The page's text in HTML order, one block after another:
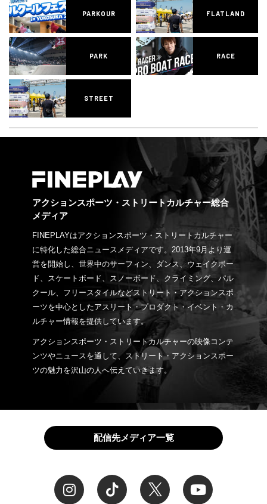
PARKOUR FLATLAND
PARK RACE
STREET
アクションスポーツ・ストリートカルチャー総合
メディア
FINEPLAYはアクションスポーツ・ストリートカルチャー
に特化した総合ニュースメディアです。2013年9月より運
営を開始し、世界中のサーフィン、ダンス、ウェイクボー
ド、スケートボード、スノーボード、クライミング、パル
クール、フリースタイルなどストリート・アクションスポ
ーツを中心としたアスリート・プロダクト・イベント・カ
ルチャー情報を提供しています。
アクションスポーツ・ストリートカルチャーの映像コンテ
ンツやニュースを通して、ストリート・アクションスポー
ツの魅力を沢山の人へ伝えていきます。
配信先メディア一覧